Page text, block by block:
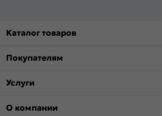
Каталог товаров
Покупателям
Услуги
О компании